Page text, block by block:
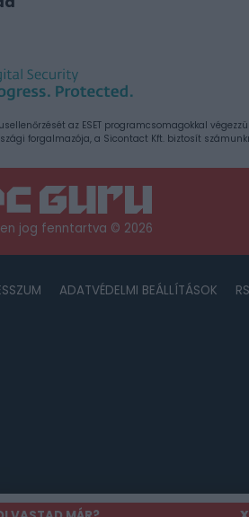
az ESET programcsomagokkal
forgalmazója, a Sicontact Kft. biztosít
jog fenntartva © 2026
ADATVÉDELMI BEÁLLÍTÁSOK